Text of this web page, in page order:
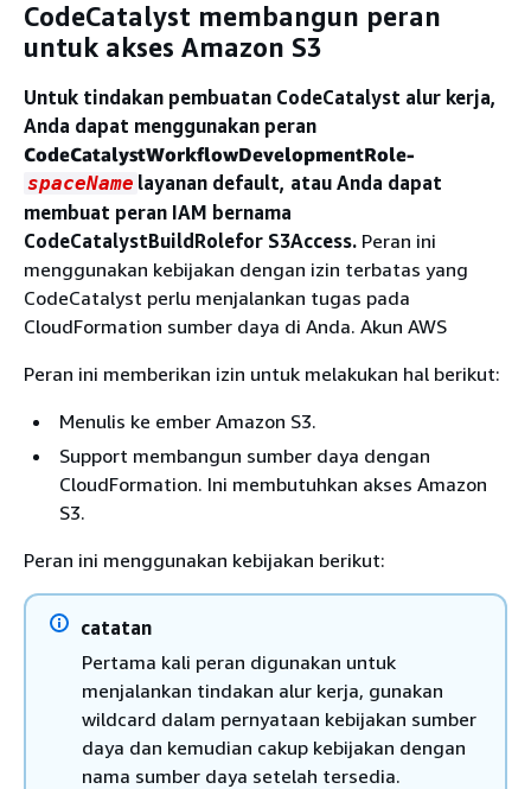
CodeCatalyst membangun peran
untuk akses Amazon S3
Untuk tindakan pembuatan CodeCatalyst alur kerja,
Anda dapat menggunakan peran
CodeCatalystWorkflowDevelopmentRole-
spaceName layanan default, atau Anda dapat
membuat peran IAM bernama
CodeCatalystBuildRolefor S3Access. Peran ini
menggunakan kebijakan dengan izin terbatas yang
CodeCatalyst perlu menjalankan tugas pada
CloudFormation sumber daya di Anda. Akun AWS
Peran ini memberikan izin untuk melakukan hal berikut:
Menulis ke ember Amazon S3.
Support membangun sumber daya dengan
CloudFormation. Ini membutuhkan akses Amazon
S3.
Peran ini menggunakan kebijakan berikut:
catatan
Pertama kali peran digunakan untuk
menjalankan tindakan alur kerja, gunakan
wildcard dalam pernyataan kebijakan sumber
daya dan kemudian cakup kebijakan dengan
nama sumber daya setelah tersedia.